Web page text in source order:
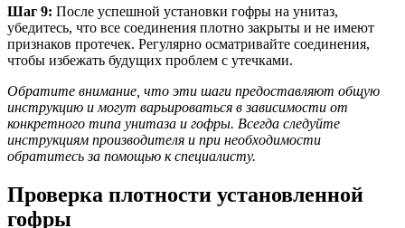
Шаг 9: После успешной установки гофры на унитаз,
убедитесь, что все соединения плотно закрыты и не имеют
признаков протечек. Регулярно осматривайте соединения,
чтобы избежать будущих проблем с утечками.
Обратите внимание, что эти шаги предоставляют общую
инструкцию и могут варьироваться в зависимости от
конкретного типа унитаза и гофры. Всегда следуйте
инструкциям производителя и при необходимости
обратитесь за помощью к специалисту.
Проверка плотности установленной
гофры